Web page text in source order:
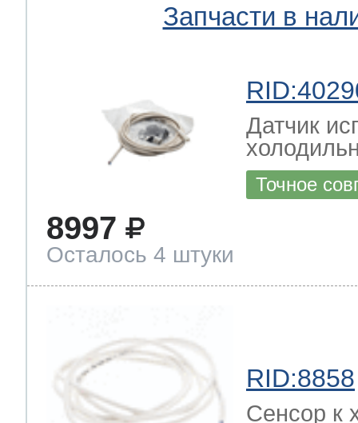
Запчасти в
Датчик
Точное
8997
Осталось 4 штуки
RID:8858
Сенсор к